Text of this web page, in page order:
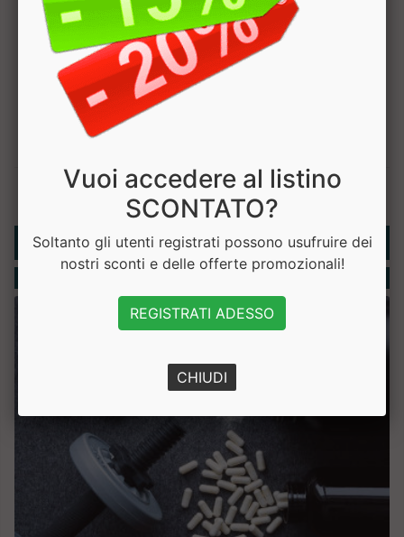
Rubriche
Vuoi accedere al listino
SCONTATO?
Soltanto gli utenti registrati possono usufruire dei
nostri sconti e delle offerte promozionali!
REGISTRATI ADESSO
CHIUDI